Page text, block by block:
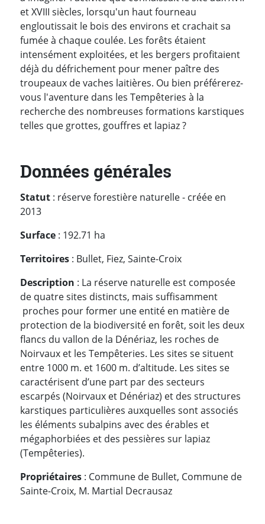
et XVIII siècles, lorsqu'un haut fourneau
engloutissait le bois des environs et crachait sa
fumée à chaque coulée. Les forêts étaient
intensément exploitées, et les bergers profitaient
déjà du défrichement pour mener paître des
troupeaux de vaches laitières. Ou bien préférerez-
vous l'aventure dans les Tempêteries à la
recherche des nombreuses formations karstiques
telles que grottes, gouffres et lapiaz ?
Données générales
Statut : réserve forestière naturelle - créée en
2013
Surface : 192.71 ha
Territoires : Bullet, Fiez, Sainte-Croix
Description : La réserve naturelle est composée
de quatre sites distincts, mais suffisamment
proches pour former une entité en matière de
protection de la biodiversité en forêt, soit les deux
flancs du vallon de la Dénériaz, les roches de
Noirvaux et les Tempêteries. Les sites se situent
entre 1000 m. et 1600 m. d’altitude. Les sites se
caractérisent d’une part par des secteurs
escarpés (Noirvaux et Dénériaz) et des structures
karstiques particulières auxquelles sont associés
les éléments subalpins avec des érables et
mégaphorbiées et des pessières sur lapiaz
(Tempêteries).
Propriétaires : Commune de Bullet, Commune de
Sainte-Croix, M. Martial Decrausaz